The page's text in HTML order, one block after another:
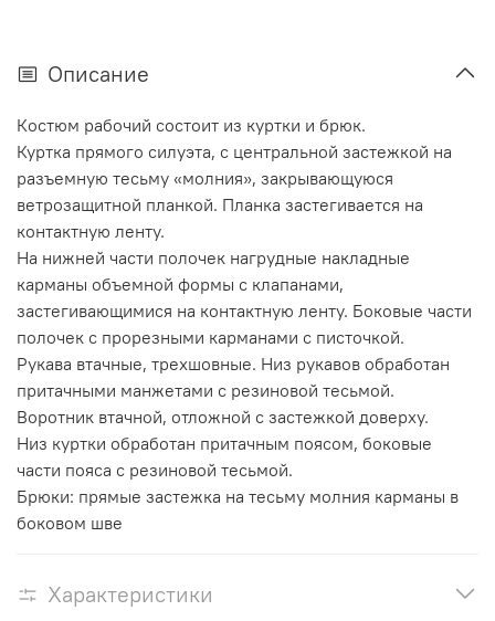
Описание
Костюм рабочий состоит из куртки и брюк.
Куртка прямого силуэта, с центральной застежкой на
разъемную тесьму «молния», закрывающуюся
ветрозащитной планкой. Планка застегивается на
контактную ленту.
На нижней части полочек нагрудные накладные
карманы объемной формы с клапанами,
застегивающимися на контактную ленту. Боковые части
полочек с прорезными карманами с писточкой.
Рукава втачные, трехшовные. Низ рукавов обработан
притачными манжетами с резиновой тесьмой.
Воротник втачной, отложной с застежкой доверху.
Низ куртки обработан притачным поясом, боковые
части пояса с резиновой тесьмой.
Брюки: прямые застежка на тесьму молния карманы в
боковом шве
Характеристики